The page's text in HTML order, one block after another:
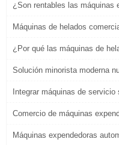
¿Son rentables las máquinas
Máquinas de helados
ergencia y mejora de
¿Por qué las máquinas de
Solución minorista moderna
Integrar máquinas de
Comercio de máquinas
Máquinas expendedoras